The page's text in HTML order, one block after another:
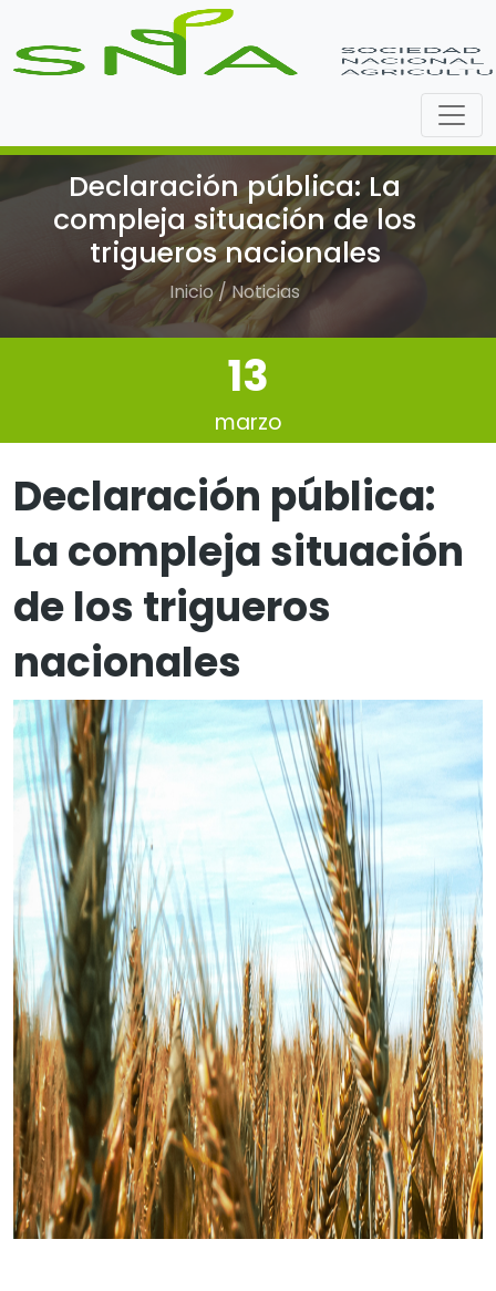
Declaración pública: La
compleja situación de los
trigueros nacionales
Inicio / Noticias
13
marzo
Declaración pública:
La compleja situación
de los trigueros
nacionales